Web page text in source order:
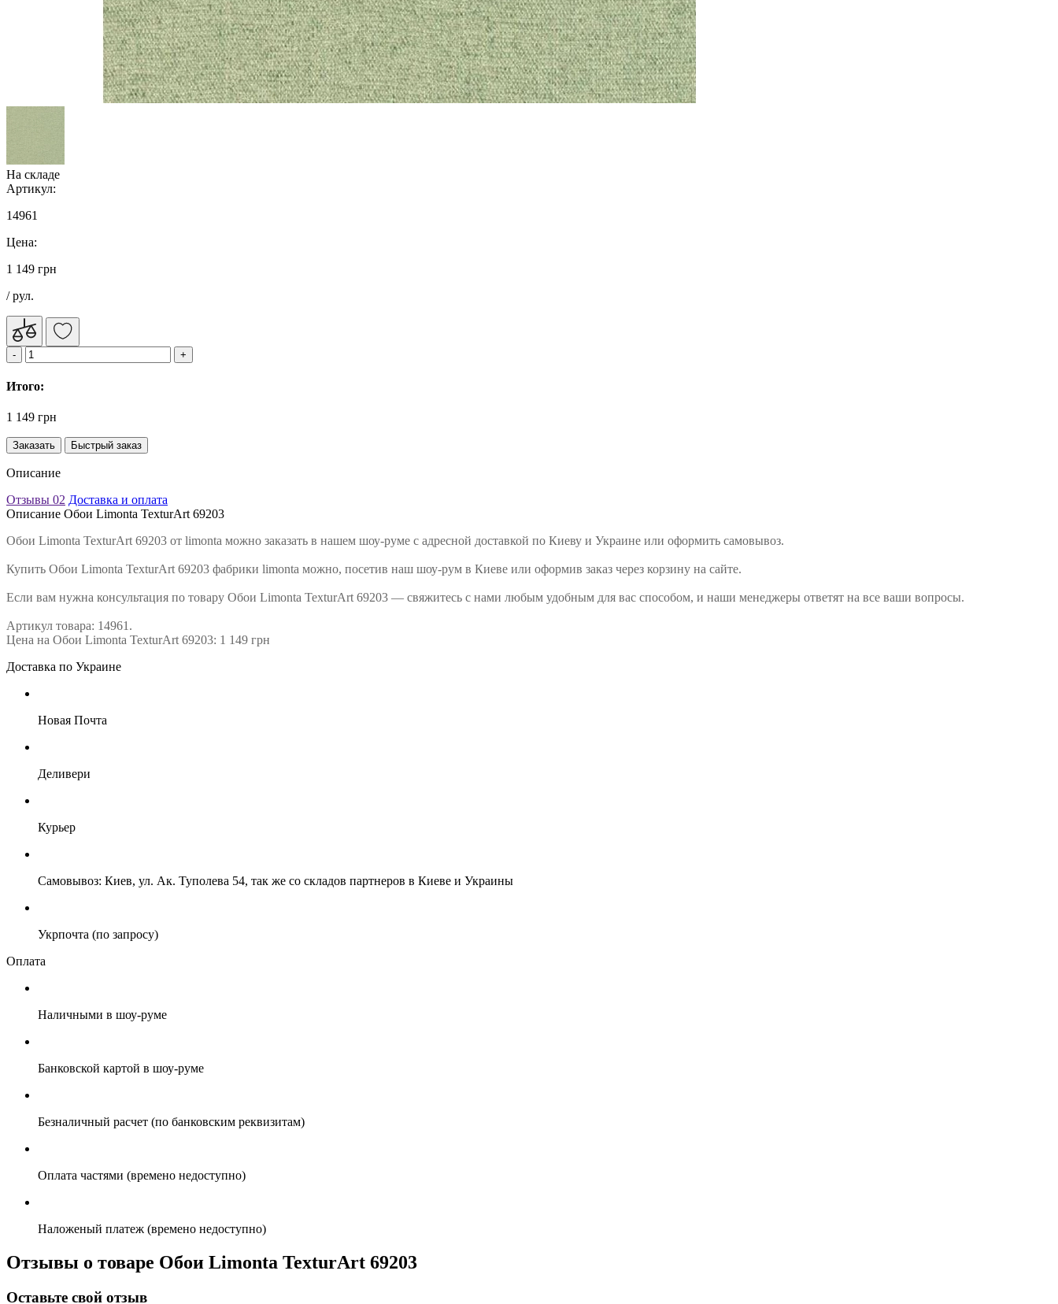
На складе
Артикул:
14961
Цена:
1 149 грн
/ рул.
Итого:
1 149 грн
Заказать Быстрый заказ
Описание
Отзывы 02 Доставка и оплата
Описание Обои Limonta TexturArt 69203
Обои Limonta TexturArt 69203 от limonta можно заказать в нашем шоу-руме с адресной доставкой по Киеву и Украине или оформить самовывоз.
Купить Обои Limonta TexturArt 69203 фабрики limonta можно, посетив наш шоу-рум в Киеве или оформив заказ через корзину на сайте.
Если вам нужна консультация по товару Обои Limonta TexturArt 69203 — свяжитесь с нами любым удобным для вас способом, и наши менеджеры ответят на все ваши вопросы.
Артикул товара: 14961.
Цена на Обои Limonta TexturArt 69203: 1 149 грн
Доставка по Украине
Новая Почта
Деливери
Курьер
Самовывоз: Киев, ул. Ак. Туполева 54, так же со складов партнеров в Киеве и Украины
Укрпочта (по запросу)
Оплата
Наличными в шоу-руме
Банковской картой в шоу-руме
Безналичный расчет (по банковским реквизитам)
Оплата частями (времено недоступно)
Наложеный платеж (времено недоступно)
Отзывы о товаре Обои Limonta TexturArt 69203
Оставьте свой отзыв